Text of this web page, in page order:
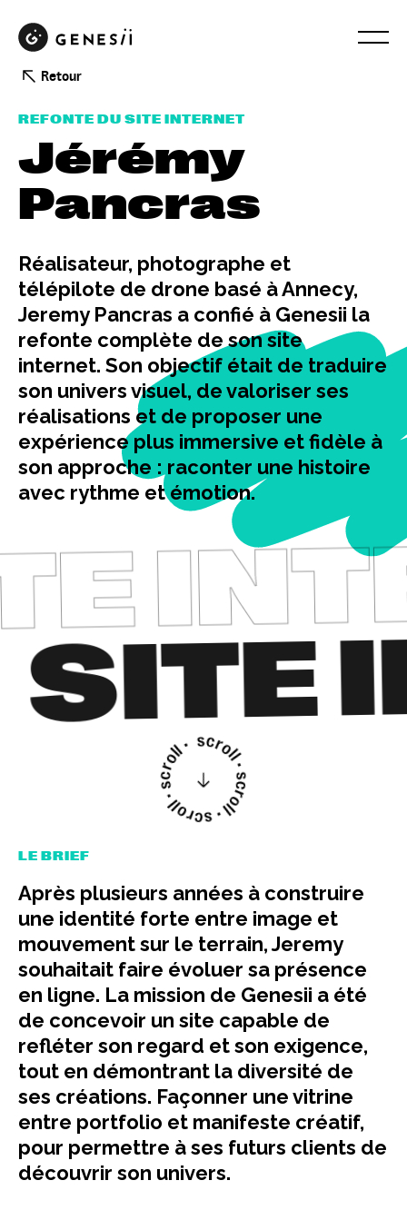
Retour
REFONTE DU SITE INTERNET
Jérémy
Pancras
Réalisateur, photographe et
télépilote de drone basé à Annecy,
Jeremy Pancras a confié à Genesii la
refonte complète de son site
internet. Son objectif était de traduire
son univers visuel, de valoriser ses
réalisations et de proposer une
expérience plus immersive et fidèle à
son approche : raconter une histoire
avec rythme et émotion.
SITE
scroll • scroll • scroll • scroll •
LE BRIEF
Après plusieurs années à construire
une identité forte entre image et
mouvement sur le terrain, Jeremy
souhaitait faire évoluer sa présence
en ligne. La mission de Genesii a été
de concevoir un site capable de
refléter son regard et son exigence,
tout en démontrant la diversité de
ses créations. Façonner une vitrine
entre portfolio et manifeste créatif,
pour permettre à ses futurs clients de
découvrir son univers.